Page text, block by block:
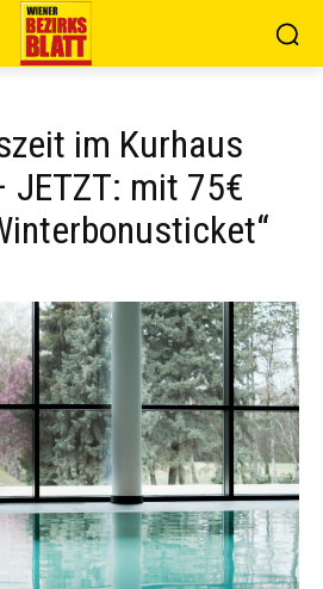
im Kurhaus
JETZT: mit 75€